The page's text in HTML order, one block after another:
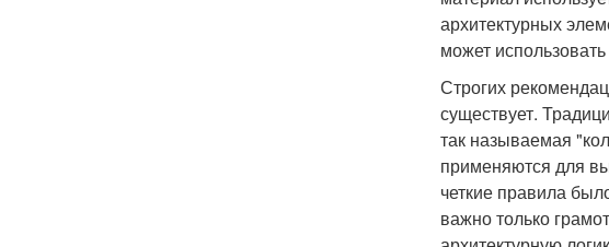
архитектурных
может
Строгих
существует.
так называемая
применяются для
четкие правила
важно только